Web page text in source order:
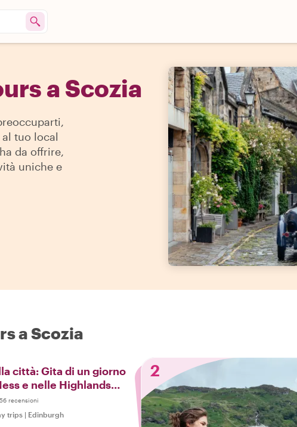
a Scozia
tuo local
da offrire,
uniche e
a Scozia
città: Gita di un giorno
e nelle Highlands
recensioni
trips | Edinburgh
2